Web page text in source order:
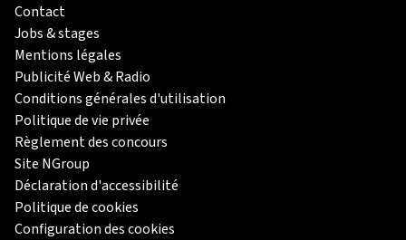
Contact
Jobs & stages
Mentions légales
Publicité Web & Radio
Conditions générales d'utilisation
Politique de vie privée
Règlement des concours
Site NGroup
Déclaration d'accessibilité
Politique de cookies
Configuration des cookies